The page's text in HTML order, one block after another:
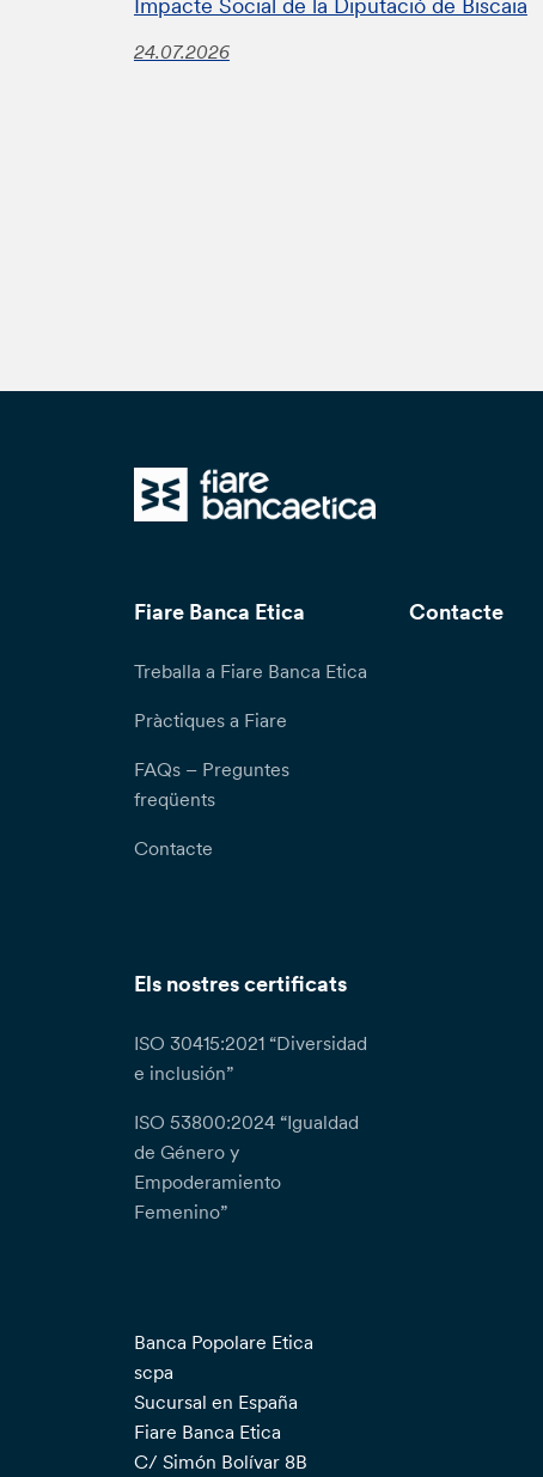
Impacte Social de la Diputació de Biscaia
24.07.2026
Fiare Banca Etica
Treballa a Fiare Banca Etica
Pràctiques a Fiare
FAQs – Preguntes
freqüents
Contacte
Contacte
Els nostres certificats
ISO 30415:2021 “Diversidad
e inclusión”
ISO 53800:2024 “Igualdad
de Género y
Empoderamiento
Femenino”
Banca Popolare Etica
scpa
Sucursal en España
Fiare Banca Etica
C/ Simón Bolívar 8B